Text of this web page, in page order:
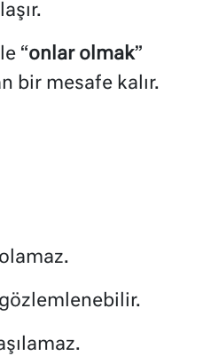
“onlar olmak”
bir mesafe kalır.
olamaz.